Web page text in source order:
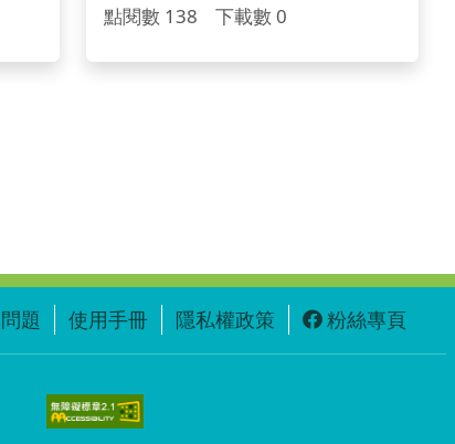
點閱數 138 下載數 0
題 使用手冊 隱私權政策 粉絲專頁